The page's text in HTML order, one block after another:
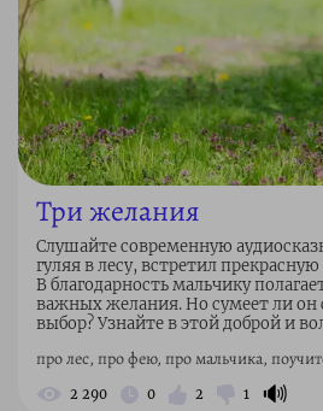
Три желания
Слушайте современную
гуляя в лесу, встретил
В благодарность мальчику
важных желания. Но сумеет ли он
выбор? Узнайте в этой доброй и
про лес, про фею, про мальчика,
2 290 0 2 1 🔊